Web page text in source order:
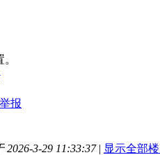
举报
2026-3-29 11:33:37 | 显示全部